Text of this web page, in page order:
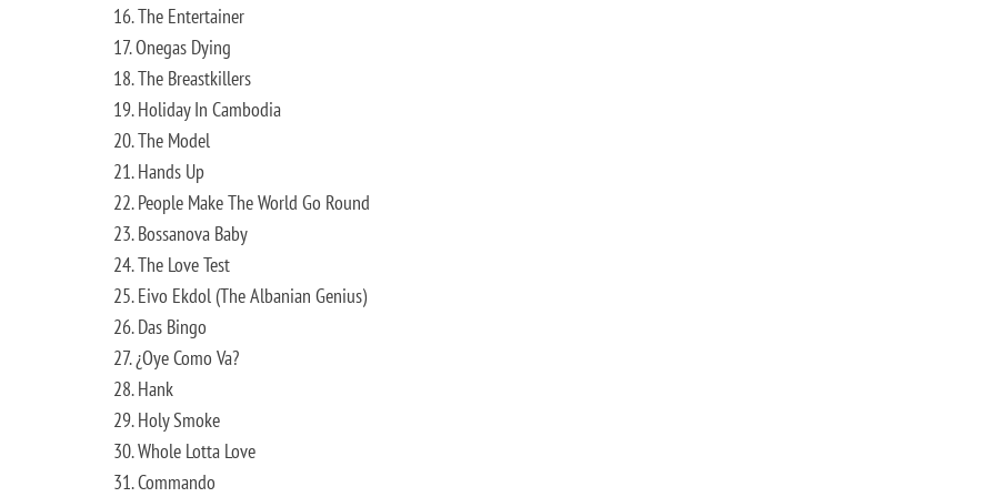
16. The Entertainer
17. Onegas Dying
18. The Breastkillers
19. Holiday In Cambodia
20. The Model
21. Hands Up
22. People Make The World Go Round
23. Bossanova Baby
24. The Love Test
25. Eivo Ekdol (The Albanian Genius)
26. Das Bingo
27. ¿Oye Como Va?
28. Hank
29. Holy Smoke
30. Whole Lotta Love
31. Commando